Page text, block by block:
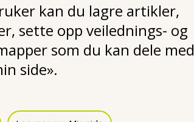
kan du lagre artikler,
sette opp veilednings- og
som du kan dele med
side».